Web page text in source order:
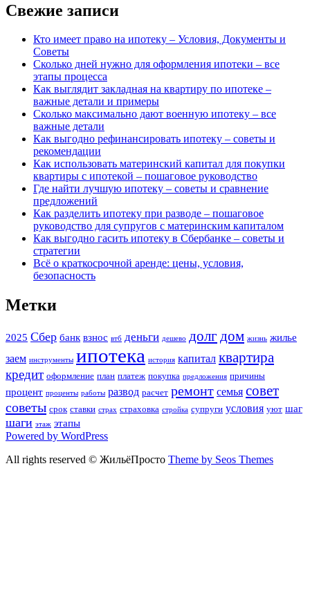
Свежие записи
Кто имеет право на ипотеку – Условия, Документы и
Советы
Сколько дней нужно для оформления ипотеки – все
этапы процесса
Как выглядит закладная на квартиру по ипотеке –
важные детали и примеры
Сколько максимально дают военную ипотеку – все
важные детали
Как выгодно рефинансировать ипотеку – советы и
рекомендации
Как использовать материнский капитал для покупки
квартиры с ипотекой – пошаговое руководство
Где найти лучшую ипотеку – советы и сравнение
предложений
Как разделить ипотеку при разводе – пошаговое
руководство для супругов с материнским капиталом
Как выгодно гасить ипотеку в Сбербанке – советы и
стратегии
Всё о краткосрочной аренде: цены, условия,
безопасность
Метки
2025 Сбер банк взнос втб деньги дешево долг дом жизнь жилье
заем инструменты ипотека история капитал квартира
кредит оформление план платеж покупка предложения причины
процент проценты работы развод расчет ремонт семья совет
советы срок ставки страх страховка стройка супруги условия уют шаг
шаги этаж этапы
Powered by WordPress
All rights reserved © ЖильёПросто Theme by Seos Themes